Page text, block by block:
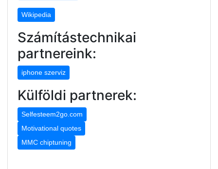
Wikipedia
Számítástechnikai
partnereink:
iphone szerviz
Külföldi partnerek:
Selfesteem2go.com
Motivational quotes
MMC chiptuning